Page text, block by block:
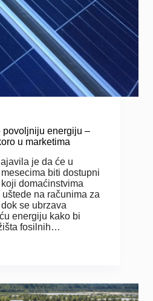
povoljniju energiju –
u marketima
je da će u
biti dostupni
domaćinstvima
na računima za
se ubrzava
energiju kako bi
fosilnih…